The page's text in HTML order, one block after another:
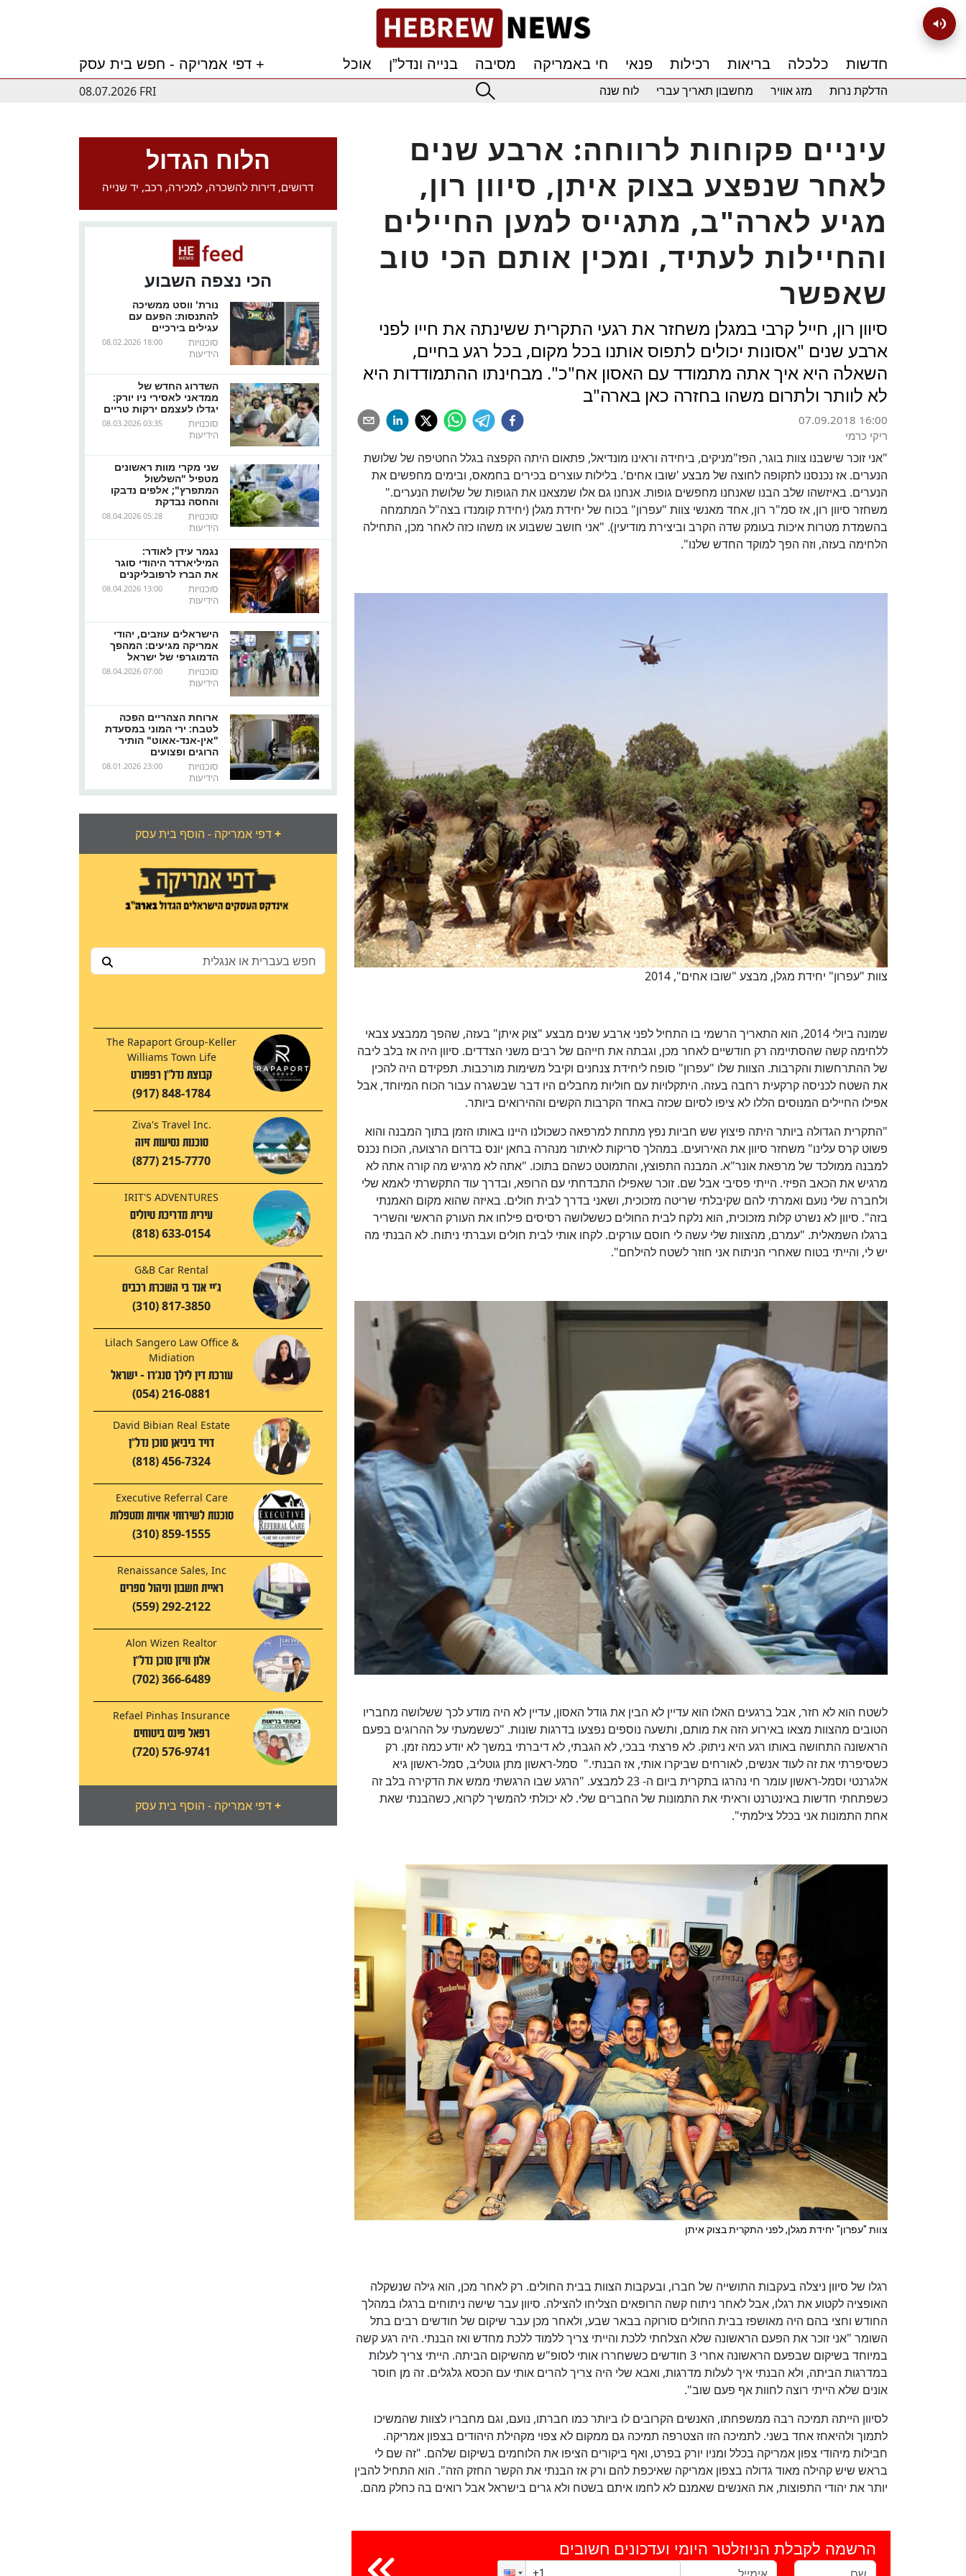
דפי אמריקה - חפש בית עסק + חדשות כלכלה בריאות רכילות פנאי חי באמריקה מסיבה בנייה ונדל”ן
אוכל
08.07.2026 FRI
הדלקת נרות מזג אוויר מחשבון תאריך עברי לוח שנה
הלוח הגדול
דרושים, דירות להשכרה, למכירה, רכב, יד שנייה
הכי נצפה השבוע
נורת' ווסט ממשיכה
להתנסות: הפעם עם
עגילים בירכיים
08.02.2026 18:00
סוכנויות
הידיעות
השדרוג החדש של
ממדאני לאסירי ניו יורק:
יגדלו לעצמם ירקות טריים
08.03.2026 03:35
סוכנויות
הידיעות
שני מקרי מוות ראשונים
מטפיל "השלשול
המתפרץ"; אלפים נדבקו
והחסה נבדקת
08.04.2026 05:28
סוכנויות
הידיעות
נגמר עידן לאודר:
המיליארדר היהודי סוגר
את הברז לרפובליקנים
08.04.2026 13:00
סוכנויות
הידיעות
הישראלים עוזבים, יהודי
אמריקה מגיעים: המהפך
הדמוגרפי של ישראל
08.04.2026 07:00
סוכנויות
הידיעות
ארוחת הצהריים הפכה
לטבח: ירי המוני במסעדת
"אין-אנד-אאוט" הותיר
הרוגים ופצועים
08.01.2026 23:00
סוכנויות
הידיעות
דפי אמריקה - הוסף בית עסק+
The Rapaport Group-Keller
Williams Town Life
קבוצת נדל"ן רפפורט
(917) 848-1784
Ziva's Travel Inc.
סוכנות נסיעות זיוה
(877) 215-7770
IRIT'S ADVENTURES
עירית מדריכת טיולים
(818) 633-0154
G&B Car Rental
ג'יי אנד בי השכרת רכבים
(310) 817-3850
Lilach Sangero Law Office &
Midiation
עורכת דין לילך סנג'רו - ישראל
(054) 216-0881
David Bibian Real Estate
דויד ביביאן סוכן נדל"ן
(818) 456-7324
Executive Referral Care
סוכנות לשירותי אחיות ומטפלות
(310) 859-1555
Renaissance Sales, Inc
ראיית חשבון וניהול ספרים
(559) 292-2122
Alon Wizen Realtor
אלון וויזן סוכן נדל"ן
(702) 366-6489
Refael Pinhas Insurance
רפאל פינס ביטוחים
(720) 576-9741
דפי אמריקה - הוסף בית עסק+
עיניים פקוחות לרווחה: ארבע שנים
לאחר שנפצע בצוק איתן, סיוון רון,
מגיע לארה"ב, מתגייס למען החיילים
והחיילות לעתיד, ומכין אותם הכי טוב
שאפשר
סיוון רון, חייל קרבי במגלן משחזר את רגעי התקרית ששינתה את חייו לפני
ארבע שנים "אסונות יכולים לתפוס אותנו בכל מקום, בכל רגע בחיים,
השאלה היא איך אתה מתמודד עם האסון אח"כ". מבחינתו ההתמודדות היא
לא לוותר ולתרום משהו בחזרה כאן בארה"ב
07.09.2018 16:00
ריקי כרמי
"אני זוכר שישבנו צוות בוגר, הפז"מניקים, ביחידה וראינו מונדיאל, פתאום היתה הקפצה בגלל החטיפה של שלושת
הנערים. אז נכנסנו לתקופה לחוצה של מבצע 'שובו אחים'. בלילות עוצרים בכירים בחמאס, ובימים מחפשים את
הנערים. באיזשהו שלב הבנו שאנחנו מחפשים גופות. אנחנו גם אלו שמצאנו את הגופות של שלושת הנערים."
משחזר סיוון רון, אז סמ"ר רון, אחד מאנשי צוות "עפרון" בכוח של יחידת מגלן (יחידת קומנדו בצה"ל המתמחה
בהשמדת מטרות איכות בעומק שדה הקרב וביצירת מודיעין). "אני חושב ששבוע או משהו כזה לאחר מכן, התחילה
הלחימה בעזה, וזה הפך למוקד החדש שלנו".
צוות "עפרון" יחידת מגלן, מבצע "שובו אחים", 2014
שמונה ביולי 2014, הוא התאריך הרשמי בו התחיל לפני ארבע שנים מבצע "צוק איתן" בעזה, שהפך ממבצע צבאי
ללחימה קשה שהסתיימה רק חודשיים לאחר מכן, וגבתה את חייהם של רבים משני הצדדים. סיוון היה אז בלב ליבה
של ההתרחשות והקרבות. הצוות שלו "עפרון" סופח ליחידת צנחנים וקיבל משימות מורכבות. תפקידם היה להכין
את השטח לכניסה קרקעית רחבה בעזה. היתקלויות עם חוליות מחבלים היו דבר שבשגרה עבור הכוח המיוחד, אבל
אפילו החיילים המנוסים הללו לא ציפו לסיום שכזה באחד הקרבות הקשים וההירואים ביותר.
"התקרית הגדולה ביותר היתה פיצוץ שש חביות נפץ מתחת למרפאה כשכולנו היינו באותו הזמן בתוך המבנה והוא
פשוט קרס עלינו" משחזר סיוון את האירועים. במהלך סריקות לאיתור מנהרה בחאן יונס בדרום הרצועה, הכוח נכנס
למבנה ממולכד של מרפאת אונר"א. המבנה התפוצץ, והתמוטט כשהם בתוכו. "אתה לא מרגיש מה קורה אתה לא
מרגיש את הכאב הפיזי. הייתי פסיבי אבל שם. זוכר שאפילו התבדחתי עם הרופא, ובדרך עוד התקשרתי לאמא שלי
ולחברה שלי נועם ואמרתי להם שקיבלתי שריטה מזכוכית, ושאני בדרך לבית חולים. באיזה שהוא מקום האמנתי
בזה". סיוון לא נשרט קלות מזכוכית, הוא נלקח לבית החולים כששלושה רסיסים פילחו את העורק הראשי והשריר
ברגלו השמאלית. "עמרם, מהצוות שלי עשה לי חוסם עורקים. לקחו אותי לבית חולים ועברתי ניתוח. לא הבנתי מה
יש לי, והייתי בטוח שאחרי הניתוח אני חוזר לשטח להילחם".
לשטח הוא לא חזר, אבל ברגעים האלו הוא עדיין לא הבין את גודל האסון, עדיין לא היה מודע לכך ששלושה מחבריו
הטובים מהצוות מצאו באירוע הזה את מותם, ותשעה נוספים נפצעו בדרגות שונות. "כששמעתי על ההרוגים בפעם
הראשונה התחושה באותו רגע היא ניתוק. לא פרצתי בבכי, לא הגבתי, לא דיברתי במשך לא יודע כמה זמן. רק
כשסיפרתי את זה לעוד אנשים, לאורחים שביקרו אותי, אז הבנתי." סמל-ראשון מתן גוטליב, סמל-ראשון גיא
אלגרנטי וסמל-ראשון עומר חי נהרגו בתקרית ביום ה- 23 למבצע. "הרגע שבו הרגשתי ממש את הדקירה בלב זה
כשפתחתי חדשות באינטרנט וראיתי את התמונות של החברים שלי. לא יכולתי להמשיך לקרוא, כשהבנתי שאת
אחת התמונות אני בכלל צילמתי".
צוות "עפרון" יחידת מגלן, לפני התקרית בצוק איתן
רגלו של סיוון ניצלה בעקבות התושייה של חברו, ובעקבות הצוות בבית החולים. רק לאחר מכן, הוא גילה שנשקלה
האופציה לקטוע את רגלו, אבל לאחר ניתוח קשה הרופאים הצליחו להצילה. סיוון עבר שישה ניתוחים ברגלו במהלך
החודש וחצי בהם היה מאושפז בבית החולים סורוקה בבאר שבע, ולאחר מכן עבר שיקום של חודשים רבים בתל
השומר "אני זוכר את הפעם הראשונה שלא הצלחתי ללכת והייתי צריך ללמוד ללכת מחדש ואז הבנתי. היה רגע קשה
במיוחד בשיקום שבפעם הראשונה אחרי 3 חודשים כששחררו אותי לסופ"ש מהשיקום הביתה. הייתי צריך לעלות
במדרגות הביתה, ולא הבנתי איך לעלות מדרגות, ואבא שלי היה צריך להרים אותי עם הכסא גלגלים. זה מן חוסר
אונים שלא הייתי רוצה לחוות אף פעם שוב".
לסיוון הייתה תמיכה רבה ממשפחתו, האנשים הקרובים לו ביותר כמו חברתו, נועם, וגם מחבריו לצוות שהמשיכו
לתמוך ולהיאחז אחד בשני. לתמיכה הזו הצטרפה תמיכה גם ממקום לא צפוי מקהילת היהודים בצפון אמריקה.
חבילות מיהודי צפון אמריקה בכלל ומניו יורק בפרט, ואף ביקורים הציפו את הלוחמים בשיקום שלהם. "זה שם לי
בראש שיש קהילה מאוד גדולה בצפון אמריקה שאיכפת להם ורק אז הבנתי את הקשר החזק הזה". הוא התחיל להבין
יותר את יהודי התפוצות, את האנשים שאמנם לא לחמו איתם בשטח ולא גרים בישראל אבל רואים בה כחלק מהם.
הרשמה לקבלת הניוזלטר היומי ועדכונים חשובים